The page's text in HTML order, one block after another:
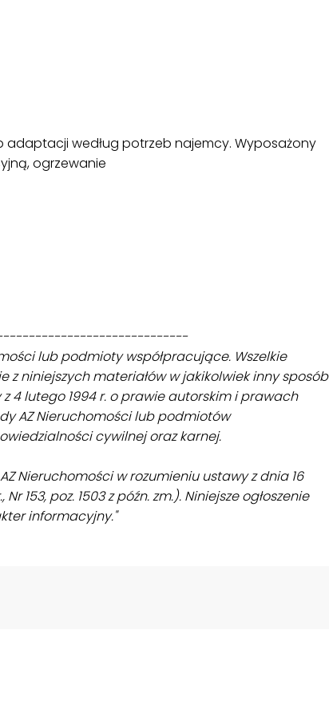
według potrzeb najemcy. Wyposażony
ogrzewanie
lub podmioty współpracujące. Wszelkie
z niniejszych materiałów w jakikolwiek inny sposób
4 lutego 1994 r. o prawie autorskim i prawach
AZ Nieruchomości lub podmiotów
cywilnej oraz karnej.
Nieruchomości w rozumieniu ustawy z dnia 16
153, poz. 1503 z późn. zm.). Niniejsze ogłoszenie
informacyjny."